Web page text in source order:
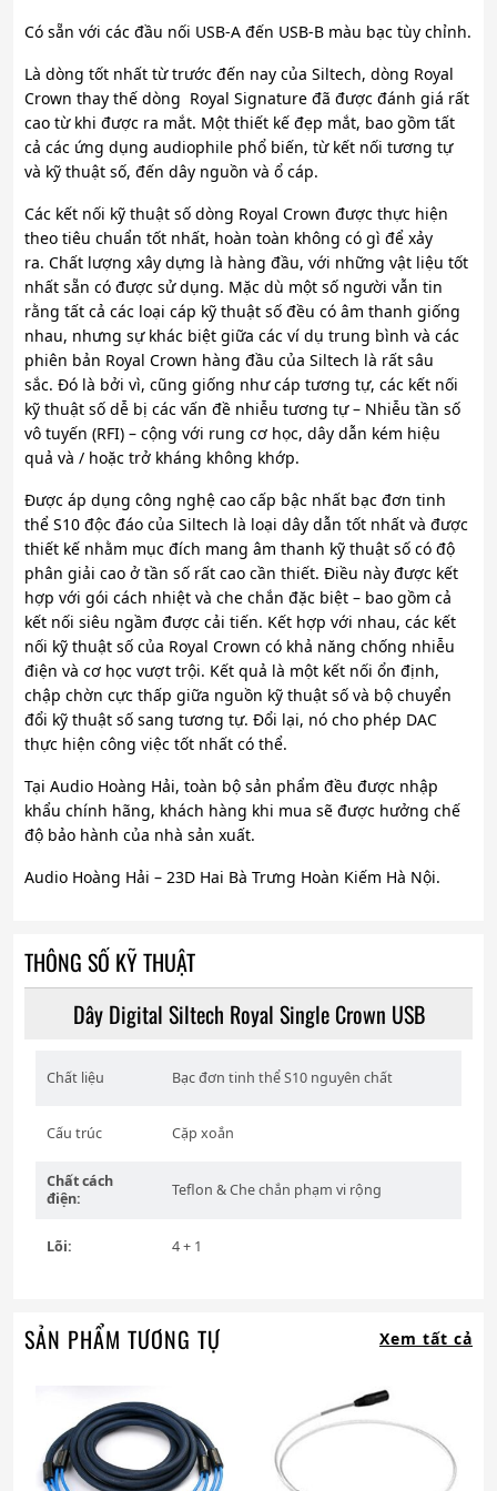
Có sẵn với các đầu nối USB-A đến USB-B màu bạc tùy chỉnh.
Là dòng tốt nhất từ ​​trước đến nay của Siltech, dòng Royal
Crown thay thế dòng Royal Signature đã được đánh giá rất
cao từ khi được ra mắt. Một thiết kế đẹp mắt, bao gồm tất
cả các ứng dụng audiophile phổ biến, từ kết nối tương tự
và kỹ thuật số, đến dây nguồn và ổ cáp.
Các kết nối kỹ thuật số dòng Royal Crown được thực hiện
theo tiêu chuẩn tốt nhất, hoàn toàn không có gì để xảy
ra. Chất lượng xây dựng là hàng đầu, với những vật liệu tốt
nhất sẵn có được sử dụng. Mặc dù một số người vẫn tin
rằng tất cả các loại cáp kỹ thuật số đều có âm thanh giống
nhau, nhưng sự khác biệt giữa các ví dụ trung bình và các
phiên bản Royal Crown hàng đầu của Siltech là rất sâu
sắc. Đó là bởi vì, cũng giống như cáp tương tự, các kết nối
kỹ thuật số dễ bị các vấn đề nhiễu tương tự – Nhiễu tần số
vô tuyến (RFI) – cộng với rung cơ học, dây dẫn kém hiệu
quả và / hoặc trở kháng không khớp.
Được áp dụng công nghệ cao cấp bậc nhất bạc đơn tinh
thể S10 độc đáo của Siltech là loại dây dẫn tốt nhất và được
thiết kế nhằm mục đích mang âm thanh kỹ thuật số có độ
phân giải cao ở tần số rất cao cần thiết. Điều này được kết
hợp với gói cách nhiệt và che chắn đặc biệt – bao gồm cả
kết nối siêu ngầm được cải tiến. Kết hợp với nhau, các kết
nối kỹ thuật số của Royal Crown có khả năng chống nhiễu
điện và cơ học vượt trội. Kết quả là một kết nối ổn định,
chập chờn cực thấp giữa nguồn kỹ thuật số và bộ chuyển
đổi kỹ thuật số sang tương tự. Đổi lại, nó cho phép DAC
thực hiện công việc tốt nhất có thể.
Tại Audio Hoàng Hải, toàn bộ sản phẩm đều được nhập
khẩu chính hãng, khách hàng khi mua sẽ được hưởng chế
độ bảo hành của nhà sản xuất.
Audio Hoàng Hải – 23D Hai Bà Trưng Hoàn Kiếm Hà Nội.
THÔNG SỐ KỸ THUẬT
Dây Digital Siltech Royal Single Crown USB
Chất liệu Bạc đơn tinh thể S10 nguyên chất
Cấu trúc Cặp xoắn
Chất cách
điện:
Teflon &Che chắn phạm vi rộng
Lõi: 4 + 1
SẢN PHẨM TƯƠNG TỰ Xem tất cả